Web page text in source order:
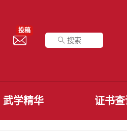
投稿
武学精华 证书